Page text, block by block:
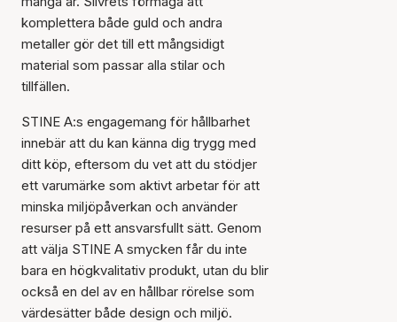
komplettera både guld och andra
metaller gör det till ett mångsidigt
material som passar alla stilar och
tillfällen.
STINE A:s engagemang för hållbarhet
innebär att du kan känna dig trygg med
ditt köp, eftersom du vet att du stödjer
ett varumärke som aktivt arbetar för att
minska miljöpåverkan och använder
resurser på ett ansvarsfullt sätt. Genom
att välja STINE A smycken får du inte
bara en högkvalitativ produkt, utan du blir
också en del av en hållbar rörelse som
värdesätter både design och miljö.